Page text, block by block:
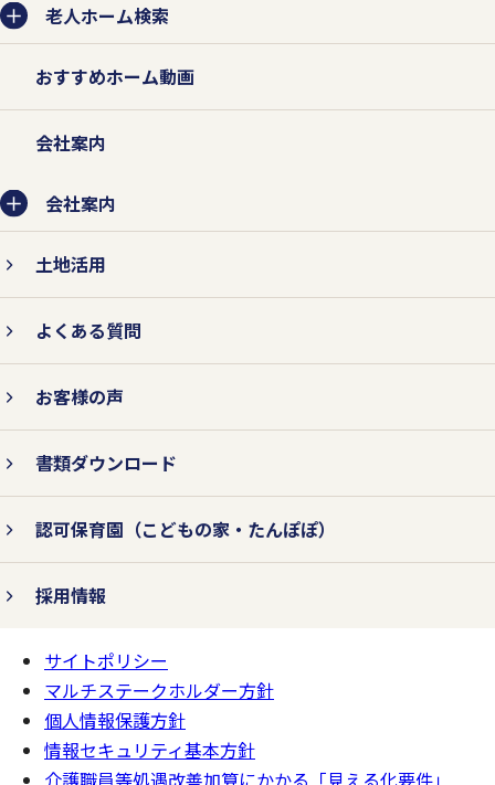
2.個人情報の紛失、破壊、改ざ
ん、および漏えいなどを防止する
対策を行います。
えいなどを防止するため、不正アクセス対
対策を行います。
3.法令およびその他の規範を遵守
します。
個人情報の取り扱いに関して、個人情報保
護法をはじめとする個人情報に関する法令
およびその他の規範を遵守します。
4.個人情報保護コンプライアン
ス・プログラムの継続的改善を行
います。
老人ホーム検索
おすすめホーム動画
会社案内
会社案内
土地活用
よくある質問
お客様の声
書類ダウンロード
認可保育園 （こどもの家・たんぽぽ）
採用情報
ページの
一番上へ
サイトポリシー
マルチステークホルダー方針
個人情報保護方針
情報セキュリティ基本方針
介護職員等処遇改善加算にかかる「見える化要件」